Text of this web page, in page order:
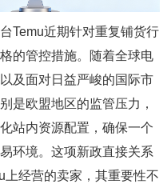
近期针对重复铺货行
的管控措施。随着全球电
及面对日益严峻的国际市
是欧盟地区的监管压力，
站内资源配置，确保一个
环境。这项新政直接关系
上经营的卖家，其重要性不